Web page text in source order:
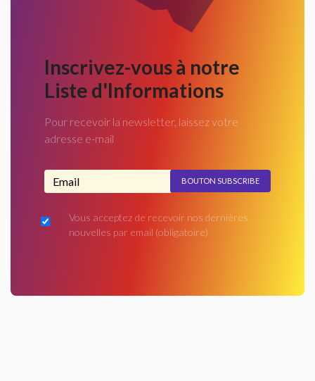
Inscrivez-vous à notre
Liste d'Informations
Pour recevoir la newsletter, laissez votre
adresse e-mail
Adresse email...
Vous acceptez de recevoir nos dernières
nouvelles par email (obligatoire)